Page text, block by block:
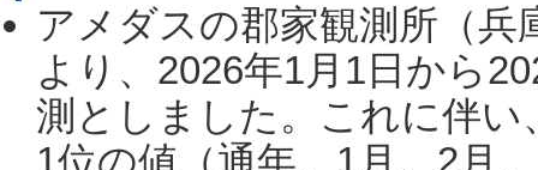
アメダスの郡家観測所（
より、2026年1月1日から
測としました。これに伴い
1位の値（通年、1月、2月